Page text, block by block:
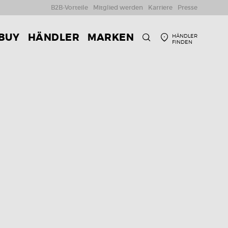
HÄNDLER
FINDEN
HÄNDLER MARKEN
B2B-Vorteile Mitglied werden Karriere Presse